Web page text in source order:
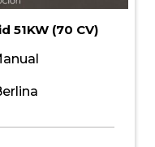
51KW (70 CV)